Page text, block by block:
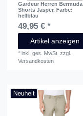
Gardeur Herren Bermuda
Shorts Jasper, Farbe:
hellblau
49,95 € *
Artikel anzeigen
*inkl. ges. MwSt. zzgl.
Versandkosten
Neuheit